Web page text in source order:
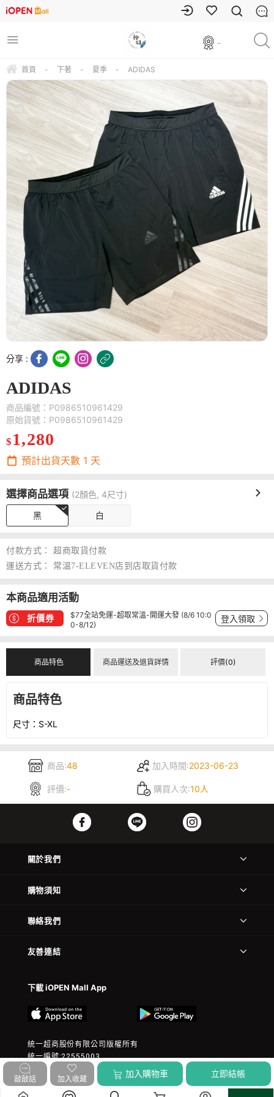
-
首頁 - 下著 - 夏季 - ADIDAS
分享 :
ADIDAS
商品編號：P0986510961429
原始貨號：P0986510961429
$ 1,280
預計出貨天數 1 天
選擇商品選項 (2顏色, 4尺寸)
黑 白
敲敲話 加入收藏
加入購物車 立即結帳
付款方式：
超商取貨付款
運送方式：
常溫7-ELEVEN店到店取貨付款
本商品適用活動
折價券
$77全站免運-超取常溫-開運大發 (8/6 10:0
0-8/12)
登入領取
商品特色 商品運送及退貨詳情 評價(0)
商品特色
尺寸：S-XL
商品:48 加入時間:2023-06-23
評價:- 購買人次:10人
關於我們
購物須知
聯絡我們
友善連結
下載 iOPEN Mall App
統一超商股份有限公司版權所有
統一編號:22555003
© 2023 President Chain Store Corp. All rights reserved.